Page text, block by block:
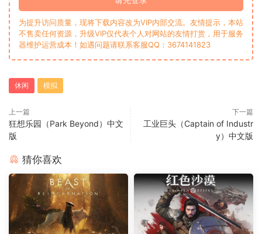
为提升访问质量，现将下载内容改为VIP内部交流。友情提示，本站
不售卖任何资源，升级VIP仅代表个人对网站的友情打赏，用于服务
器维护运营成本！如遇问题请联系客服QQ：3674141823
休闲 模拟
上一篇
狂想乐园（Park Beyond）中文
版
下一篇
工业巨头（Captain of Industr
y）中文版
猜你喜欢